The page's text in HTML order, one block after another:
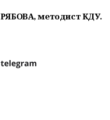
методист КДУ.